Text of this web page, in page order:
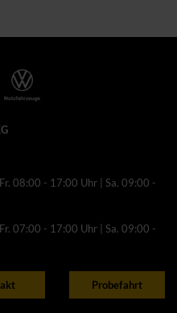
08:00 - 17:00 Uhr | Sa. 09:00 -
07:00 - 17:00 Uhr | Sa. 09:00 -
Probefahrt